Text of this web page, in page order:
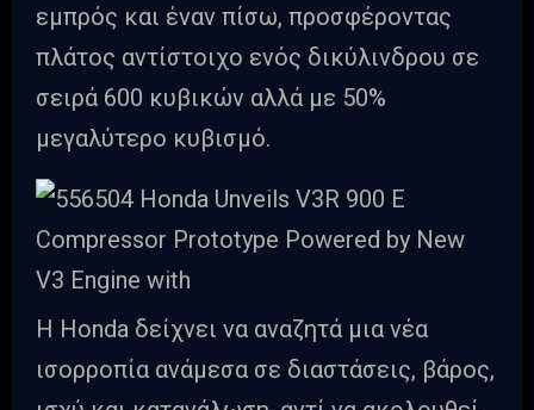
εμπρός και έναν πίσω, προσφέροντας
πλάτος αντίστοιχο ενός δικύλινδρου σε
σειρά 600 κυβικών αλλά με 50%
μεγαλύτερο κυβισμό.
Η Honda δείχνει να αναζητά μια νέα
ισορροπία ανάμεσα σε διαστάσεις, βάρος,